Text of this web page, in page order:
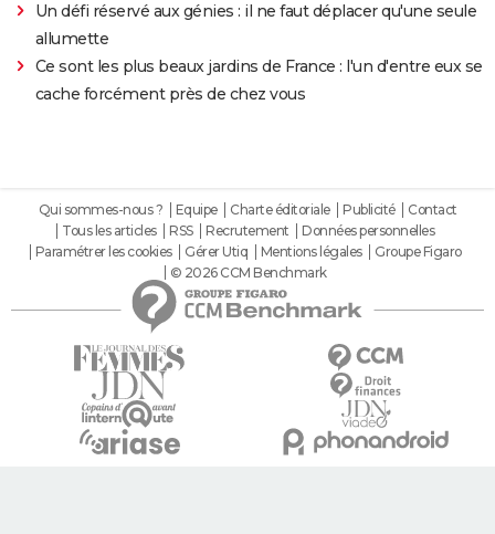
Un défi réservé aux génies : il ne faut déplacer qu'une seule
allumette
Ce sont les plus beaux jardins de France : l'un d'entre eux se
cache forcément près de chez vous
Qui sommes-nous ? Equipe Charte éditoriale Publicité
Contact
Tous les articles
RSS Recrutement
Données personnelles
Paramétrer les cookies
Gérer Utiq Mentions légales
Groupe Figaro
© 2026 CCM Benchmark